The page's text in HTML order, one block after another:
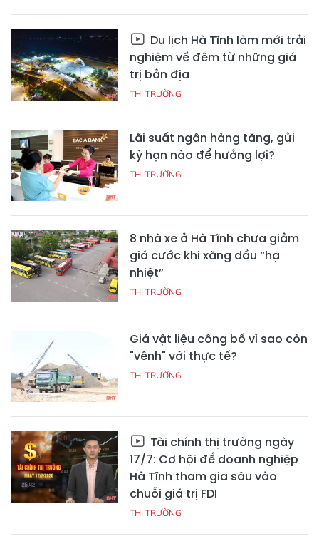
Du lịch Hà Tĩnh làm mới trải
nghiệm về đêm từ những giá
trị bản địa
THỊ TRƯỜNG
Lãi suất ngân hàng tăng, gửi
kỳ hạn nào để hưởng lợi?
THỊ TRƯỜNG
8 nhà xe ở Hà Tĩnh chưa giảm
giá cước khi xăng dầu “hạ
nhiệt”
THỊ TRƯỜNG
Giá vật liệu công bố vì sao còn
"vênh" với thực tế?
THỊ TRƯỜNG
Tài chính thị trường ngày
17/7: Cơ hội để doanh nghiệp
Hà Tĩnh tham gia sâu vào
chuỗi giá trị FDI
THỊ TRƯỜNG